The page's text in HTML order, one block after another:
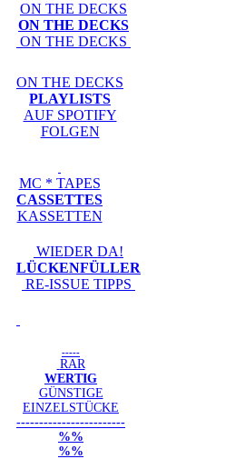
ON THE DECKS
ON THE DECKS
ON THE DECKS
ON THE DECKS
PLAYLISTS
AUF SPOTIFY
FOLGEN
MC * TAPES
CASSETTES
KASSETTEN
WIEDER DA!
LÜCKENFÜLLER
RE-ISSUE TIPPS
-----
RAR
WERTIG
GÜNSTIGE
EINZELSTÜCKE
------------------------
%%
%%